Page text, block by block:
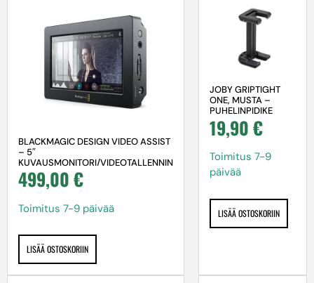
BLACKMAGIC DESIGN VIDEO ASSIST
– 5″
KUVAUSMONITORI/VIDEOTALLENNIN
499,00€
Toimitus 7-9 päivää
LISÄÄ OSTOSKORIIN
JOBY GRIPTIGHT
ONE, MUSTA –
PUHELINPIDIKE
19,90€
Toimitus 7-9
päivää
LISÄÄ OSTOSKORIIN